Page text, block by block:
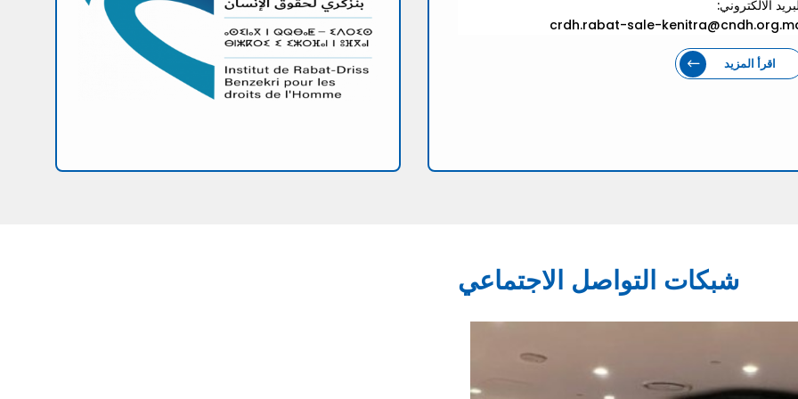
الالكتروني:
crdh.rabat-sale-
اقرأ المزيد
شبكات التواصل الاجتماعي